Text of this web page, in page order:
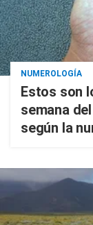
NUMEROLOGÍA
Estos son
semana
según la